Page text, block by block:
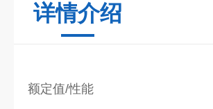
详情介绍
额定值/性能